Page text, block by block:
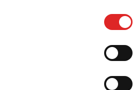
ПЦР-планшетов
наконечников для пипеток